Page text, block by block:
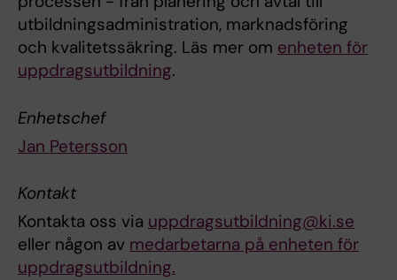
utbildningsadministration, marknadsföring
och kvalitetssäkring. Läs mer om enheten för
uppdragsutbildning.
Enhetschef
Jan Petersson
Kontakt
Kontakta oss via uppdragsutbildning@ki.se
eller någon av medarbetarna på enheten för
uppdragsutbildning.